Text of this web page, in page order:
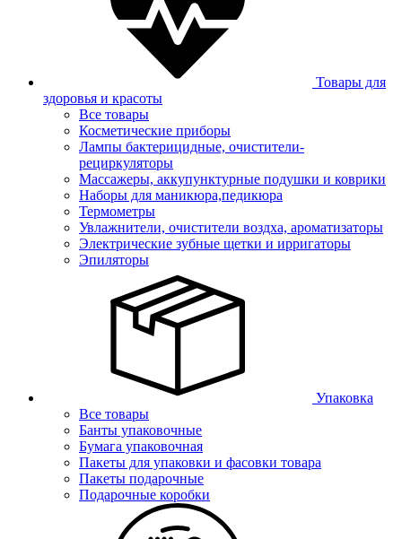
Товары для
здоровья и красоты
Все товары
Косметические приборы
Лампы бактерицидные, очистители-
рециркуляторы
Массажеры, аккупунктурные подушки и коврики
Наборы для маникюра,педикюра
Термометры
Увлажнители, очистители воздха, ароматизаторы
Электрические зубные щетки и ирригаторы
Эпиляторы
Упаковка
Все товары
Банты упаковочные
Бумага упаковочная
Пакеты для упаковки и фасовки товара
Пакеты подарочные
Подарочные коробки